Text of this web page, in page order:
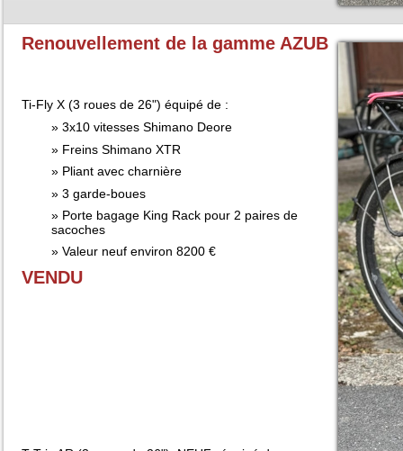
Renouvellement de la gamme AZUB
Ti-Fly X (3 roues de 26") équipé de :
3x10 vitesses Shimano Deore
Freins Shimano XTR
Pliant avec charnière
3 garde-boues
Porte bagage King Rack pour 2 paires de
sacoches
Valeur neuf environ 8200 €
VENDU